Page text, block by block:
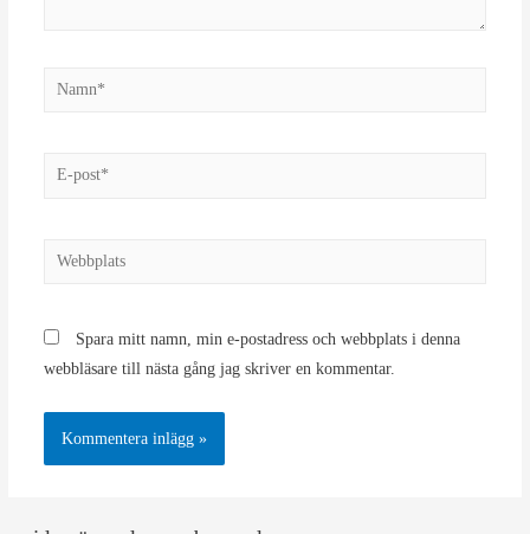
Namn*
E-
Webbplats
Spara mitt namn, min e-postadress och webbplats i denna
webbläsare till nästa gång jag skriver en kommentar.